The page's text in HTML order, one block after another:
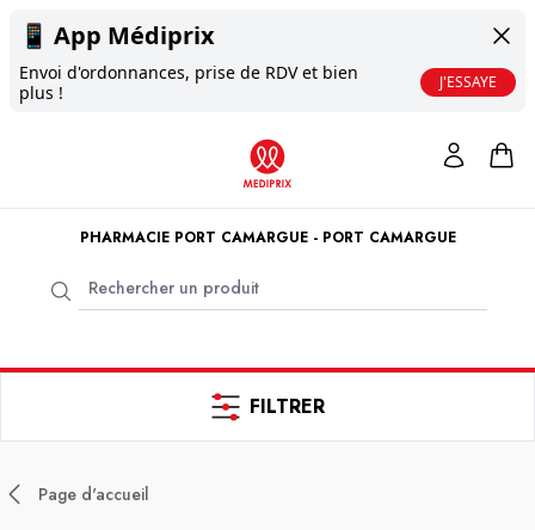
📱 App Médiprix
Envoi d'ordonnances, prise de RDV et bien
plus !
J'ESSAYE
PHARMACIE PORT CAMARGUE - PORT CAMARGUE
FILTRER
Page d'accueil